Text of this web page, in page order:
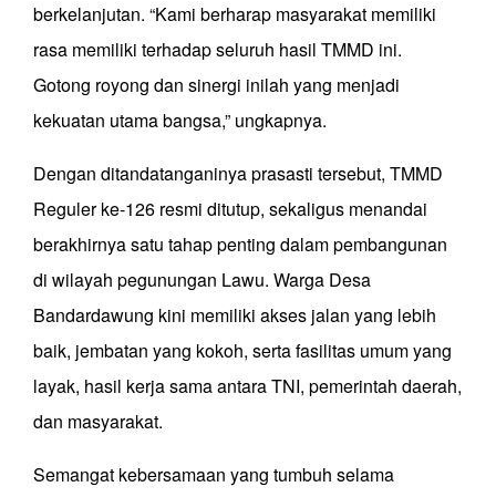
berkelanjutan. “Kami berharap masyarakat memiliki
rasa memiliki terhadap seluruh hasil TMMD ini.
Gotong royong dan sinergi inilah yang menjadi
kekuatan utama bangsa,” ungkapnya.
Dengan ditandatanganinya prasasti tersebut, TMMD
Reguler ke-126 resmi ditutup, sekaligus menandai
berakhirnya satu tahap penting dalam pembangunan
di wilayah pegunungan Lawu. Warga Desa
Bandardawung kini memiliki akses jalan yang lebih
baik, jembatan yang kokoh, serta fasilitas umum yang
layak, hasil kerja sama antara TNI, pemerintah daerah,
dan masyarakat.
Semangat kebersamaan yang tumbuh selama